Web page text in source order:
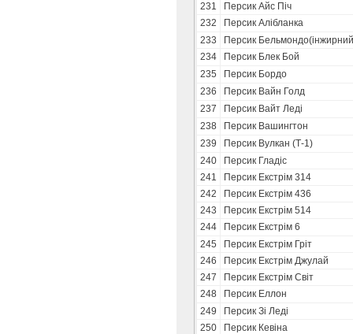
231
Персик Айс Піч
232
Персик Алібланка
233
Персик
234
Персик Блек Бой
235
Персик Бордо
236
Персик Вайн Голд
237
Персик Вайт Леді
238
Персик Вашингтон
239
Персик Вулкан (Т-1)
240
Персик Гладіс
241
Персик Екстрім 314
242
Персик Екстрім 436
243
Персик Екстрім 514
244
Персик Екстрім 6
245
Персик Екстрім Гріт
246
Персик Екстрім Джулай
247
Персик Екстрім Світ
248
Персик Еллон
249
Персик Зi Ледi
250
Персик Кевіна